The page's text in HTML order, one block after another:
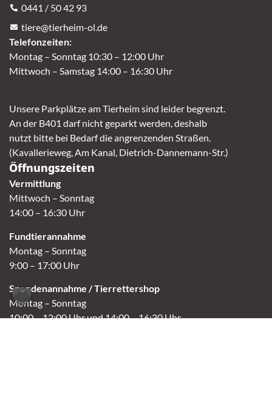
0441 / 50 42 93
tiere@tierheim-ol.de
Telefonzeiten:
Montag – Sonntag 10:30 – 12:00 Uhr
Mittwoch – Samstag 14:00 – 16:30 Uhr
Unsere Parkplätze am Tierheim sind leider begrenzt.
An der B401 darf nicht geparkt werden, deshalb
nutzt bitte bei Bedarf die angrenzenden Straßen.
(Kavallerieweg, Am Kanal, Dietrich-Dannemann-Str.)
Öffnungszeiten
Vermittlung
Mittwoch – Sonntag
14:00 – 16:30 Uhr
Fundtierannahme
Montag – Sonntag
9:00 – 17:00 Uhr
Spendenannahme / Tierrettershop
Montag – Sonntag
10:00 – 12:00 Uhr und 14:00 – 16:30 Uhr